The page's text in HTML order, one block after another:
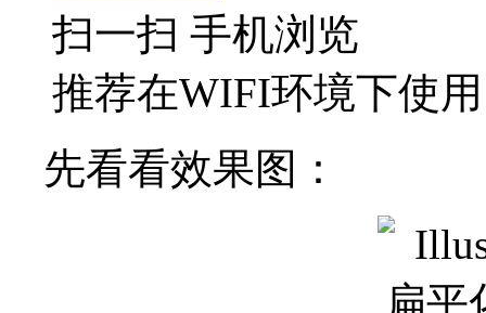
扫一扫 手机浏览
推荐在WIFI环境下使用
先看看效果图：